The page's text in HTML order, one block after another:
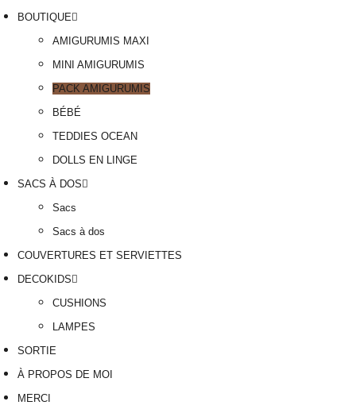
BOUTIQUE
AMIGURUMIS MAXI
MINI AMIGURUMIS
PACK AMIGURUMIS
BÉBÉ
TEDDIES OCEAN
DOLLS EN LINGE
SACS À DOS
Sacs
Sacs à dos
COUVERTURES ET SERVIETTES
DECOKIDS
CUSHIONS
LAMPES
SORTIE
À PROPOS DE MOI
MERCI